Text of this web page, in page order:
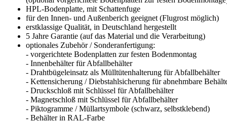
HPL-Bodenplatte, mit Schattenfuge
für den Innen- und Außenberich geeignet (Flugrost möglich)
erstklassige Qualität, in Deutschland hergestellt
5 Jahre Garantie (auf das Material und die Verarbeitung)
optionales Zubehör / Sonderanfertigung:
- vorgerichtete Bodenplatten zur festen Bodenmontag
- Innenbehälter für Abfallbehälter
- Drahtbügeleinsatz als Mülltütenhalterung für Abfallbehälter
- Kettensicherung / Diebstahlsicherung für abnehmbare
- Druckschloß mit Schlüssel für Abfallbehälter
- Magnetschloß mit Schlüssel für Abfallbehälter
- Piktogramme / Müllartsymbole (schwarz, selbstklebend)
- Behälter in RAL-Farbe